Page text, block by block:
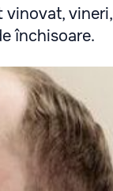
vinovat, vineri,
închisoare.